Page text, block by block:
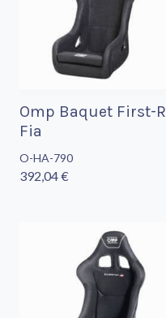
Omp Baquet First-R
Fia
O-HA-790
392,04 €